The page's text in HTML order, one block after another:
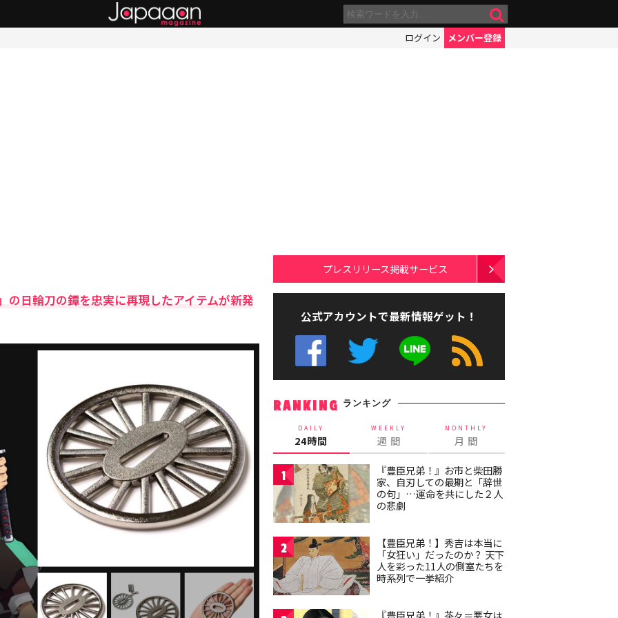
ログイン メンバー登録
の日輪刀の鐔を忠実に再現したアイテムが新発
プレスリリース掲載サービス
公式アカウントで最新情報ゲット！
RANKING ランキング
DAILY
24時間
WEEKLY
週 間
MONTHLY
月 間
1
『豊臣兄弟！』お市と柴田勝
家、自刃しての最期と「辞世
の句」…運命を共にした２人
の悲劇
2
【豊臣兄弟！】秀吉は本当に
「女狂い」だったのか？ 天下
人を彩った11人の側室たちを
時系列で一挙紹介
『豊臣兄弟！』茶々＝悪女は